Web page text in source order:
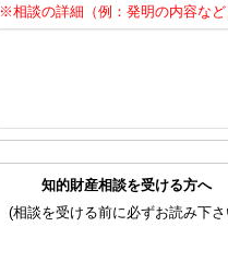
※相談の詳細（例：発明の内容な
知的財産相談を受ける方へ
(相談を受ける前に必ずお読み下